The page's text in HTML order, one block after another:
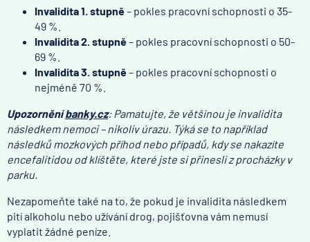
Invalidita 1. stupně– pokles pracovní schopnosti o 35-
49 %.
Invalidita 2. stupně– pokles pracovní schopnosti o 50-
69 %.
Invalidita 3. stupně– pokles pracovní schopnosti o
nejméně 70 %.
Upozorněníbanky.cz: Pamatujte, že většinou je invalidita
následkem nemoci – nikoliv úrazu. Týká se to například
následků mozkových příhod nebo případů, kdy se nakazíte
encefalitidou od klíštěte, které jste si přinesli z procházky v
parku.
Nezapomeňte také na to, že pokud je invalidita následkem
pití alkoholu nebo užívání drog, pojišťovna vám nemusí
vyplatit žádné peníze.